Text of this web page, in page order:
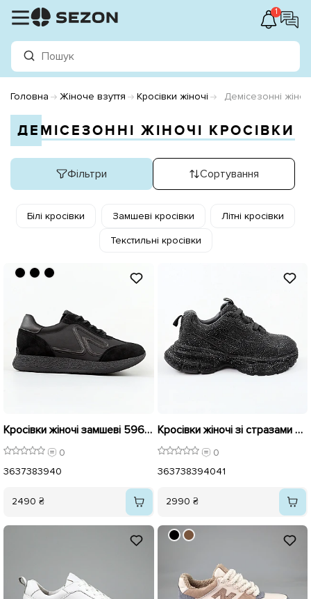
1
Головна Жіноче взуття Кросівки жіночі Демісезонні
ДЕМІСЕЗОННІ ЖІНОЧІ КРОСІВКИ
Фільтри Сортування
Білі кросівки Замшеві кросівки Літні кросівки
Текстильні кросівки
Кросівки жіночі замшеві 596016 Чорні
0
3637383940
2490 ₴
Кросівки жіночі зі стразами 592708 Чорні
0
363738394041
2990 ₴